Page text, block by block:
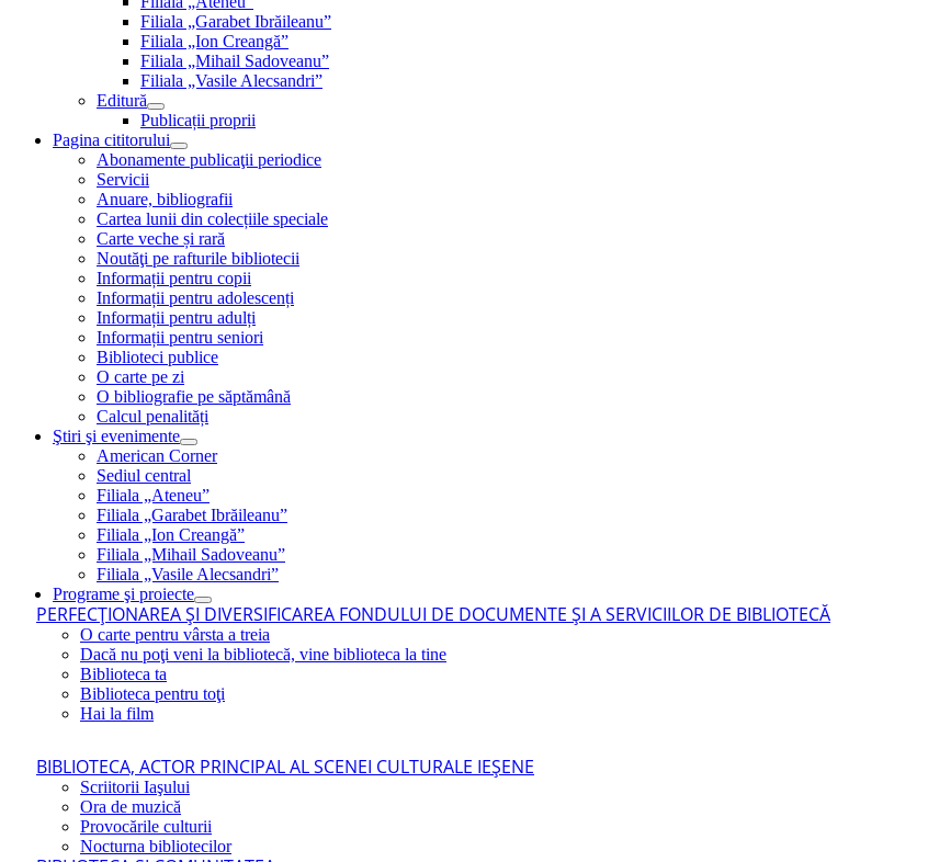
Filiala „Garabet Ibrăileanu”
Filiala „Ion Creangă”
Filiala „Mihail Sadoveanu”
Filiala „Vasile Alecsandri”
Editură
Publicații proprii
Pagina cititorului
Abonamente publicaţii periodice
Servicii
Anuare, bibliografii
Cartea lunii din colecțiile speciale
Carte veche și rară
Noutăţi pe rafturile bibliotecii
Informații pentru copii
Informații pentru adolescenți
Informații pentru adulți
Informații pentru seniori
Biblioteci publice
O carte pe zi
O bibliografie pe săptămână
Calcul penalități
Ştiri şi evenimente
American Corner
Sediul central
Filiala „Ateneu”
Filiala „Garabet Ibrăileanu”
Filiala „Ion Creangă”
Filiala „Mihail Sadoveanu”
Filiala „Vasile Alecsandri”
Programe şi proiecte
PERFECŢIONAREA ŞI DIVERSIFICAREA FONDULUI DE DOCUMENTE ŞI A SERVICIILOR DE BIBLIOTECĂ
O carte pentru vârsta a treia
Dacă nu poţi veni la bibliotecă, vine biblioteca la tine
Biblioteca ta
Biblioteca pentru toţi
Hai la film
BIBLIOTECA, ACTOR PRINCIPAL AL SCENEI CULTURALE IEŞENE
Scriitorii Iaşului
Ora de muzică
Provocările culturii
Nocturna bibliotecilor